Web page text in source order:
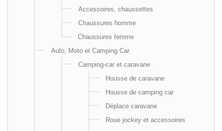
Accessoires, chaussettes
Chaussures homme
Chaussures femme
Auto, Moto et Camping Car
Camping-car et caravane
Housse de caravane
Housse de camping car
Déplace caravane
Roue jockey et accessoires